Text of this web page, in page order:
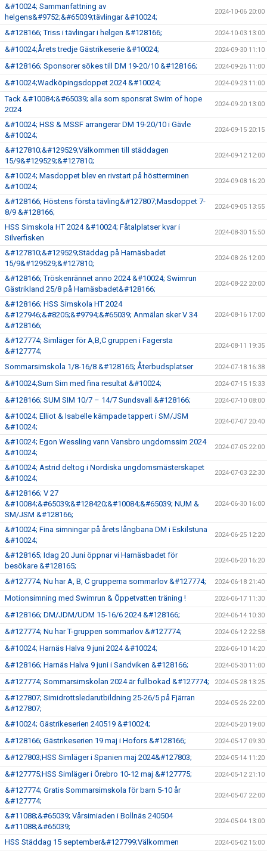
&#10024; Sammanfattning av
helgens&#9752;&#65039;tävlingar &#10024;
2024-10-06 20:00
&#128166; Triss i tävlingar i helgen &#128166; 2024-10-03 13:00
&#10024;Årets tredje Gästrikeserie &#10024; 2024-09-30 11:10
&#128166; Sponsorer sökes till DM 19-20/10 &#128166; 2024-09-26 11:00
&#10024;Wadköpingsdoppet 2024 &#10024; 2024-09-23 11:00
Tack &#10084;&#65039; alla som sponsrat Swim of hope
2024
2024-09-20 13:00
&#10024; HSS & MSSF arrangerar DM 19-20/10 i Gävle
&#10024;
2024-09-15 20:15
&#127810;&#129529;Välkommen till städdagen
15/9&#129529;&#127810;
2024-09-12 12:00
&#10024; Masdoppet blev en rivstart på höstterminen
&#10024;
2024-09-08 16:20
&#128166; Höstens första tävling&#127807;Masdoppet 7-
8/9 &#128166;
2024-09-05 13:55
HSS Simskola HT 2024 &#10024; Fåtalplatser kvar i
Silverfisken
2024-08-30 15:50
&#127810;&#129529;Städdag på Harnäsbadet
15/9&#129529;&#127810;
2024-08-26 12:00
&#128166; Tröskenrännet anno 2024 &#10024; Swimrun
Gästrikland 25/8 på Harnäsbadet&#128166;
2024-08-22 20:00
&#128166; HSS Simskola HT 2024
&#127946;&#8205;&#9794;&#65039; Anmälan sker V 34
&#128166;
2024-08-16 17:00
&#127774; Simläger för A,B,C gruppen i Fagersta
&#127774;
2024-08-11 19:35
Sommarsimskola 1/8-16/8 &#128165; Återbudsplatser 2024-07-18 16:38
&#10024;Sum Sim med fina resultat &#10024; 2024-07-15 15:33
&#128166; SUM SIM 10/7 – 14/7 Sundsvall &#128166; 2024-07-10 08:00
&#10024; Elliot & Isabelle kämpade tappert i SM/JSM
&#10024;
2024-07-07 20:40
&#10024; Egon Wessling vann Vansbro ungdomssim 2024
&#10024;
2024-07-05 22:00
&#10024; Astrid deltog i Nordiska ungdomsmästerskapet
&#10024;
2024-07-03 22:30
&#128166; V 27
&#10084;&#65039;&#128420;&#10084;&#65039; NUM &
SM/JSM &#128166;
2024-06-30 16:00
&#10024; Fina simningar på årets långbana DM i Eskilstuna
&#10024;
2024-06-25 12:20
&#128165; Idag 20 Juni öppnar vi Harnäsbadet för
besökare &#128165;
2024-06-20 16:20
&#127774; Nu har A, B, C grupperna sommarlov &#127774; 2024-06-18 21:40
Motionsimning med Swimrun & Öppetvatten träning ! 2024-06-17 11:30
&#128166; DM/JDM/UDM 15-16/6 2024 &#128166; 2024-06-14 10:30
&#127774; Nu har T-gruppen sommarlov &#127774; 2024-06-12 22:58
&#10024; Harnäs Halva 9 juni 2024 &#10024; 2024-06-10 14:20
&#128166; Harnäs Halva 9 juni i Sandviken &#128166; 2024-05-30 11:00
&#127774; Sommarsimskolan 2024 är fullbokad &#127774; 2024-05-28 13:25
&#127807; Simidrottsledarutbildning 25-26/5 på Fjärran
&#127807;
2024-05-26 22:00
&#10024; Gästrikeserien 240519 &#10024; 2024-05-20 19:00
&#128166; Gästrikeserien 19 maj i Hofors &#128166; 2024-05-17 09:30
&#127803;HSS Simläger i Spanien maj 2024&#127803; 2024-05-14 11:20
&#127775;HSS Simläger i Örebro 10-12 maj &#127775; 2024-05-12 21:10
&#127774; Gratis Sommarsimskola för barn 5-10 år
&#127774;
2024-05-07 22:00
&#11088;&#65039; Vårsimiaden i Bollnäs 240504
&#11088;&#65039;
2024-05-04 13:00
HSS Städdag 15 september&#127799;Välkommen 2024-05-02 15:00